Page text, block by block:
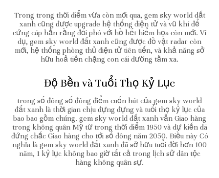
Trong trong thời điểm vừa còn mới qua, gem sky world đất
xanh cũng được upgrade hệ thống điện tử và vũ khí để
cứng cáp hẳn rằng đối phó với hồ hết hiểm họa còn mới. Ví
dụ, gem sky world đất xanh cũng được đồ vật radar còn
mới, hệ thống phòng thủ điện tử tiên tiến, và khả năng sở
hữu hoả tiễn chặng con cái đường tầm xa.
Độ Bền và Tuổi Thọ Kỷ Lục
trong số đông số đông điểm cuốn hút của gem sky world
đất xanh là thời gian chịu đựng đựng và tuổi thọ kỷ lục của
bao bao gồm chúng. gem sky world đất xanh vẫn Giao hàng
trong không quân Mỹ từ trong thời điểm 1950 và dự kiến đã
đứng chắc Giao hàng cho tới số đông năm 2050. Điều này Có
nghĩa là gem sky world đất xanh đã sở hữu tuổi đời hơn 100
năm, 1 kỷ lục không bao giờ tất cả trong lịch sử dân tộc
hàng không quân sự.